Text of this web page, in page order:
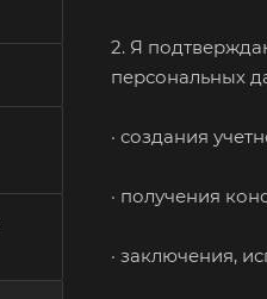
2. Я
персональных
· создания
· получения
· заключения,